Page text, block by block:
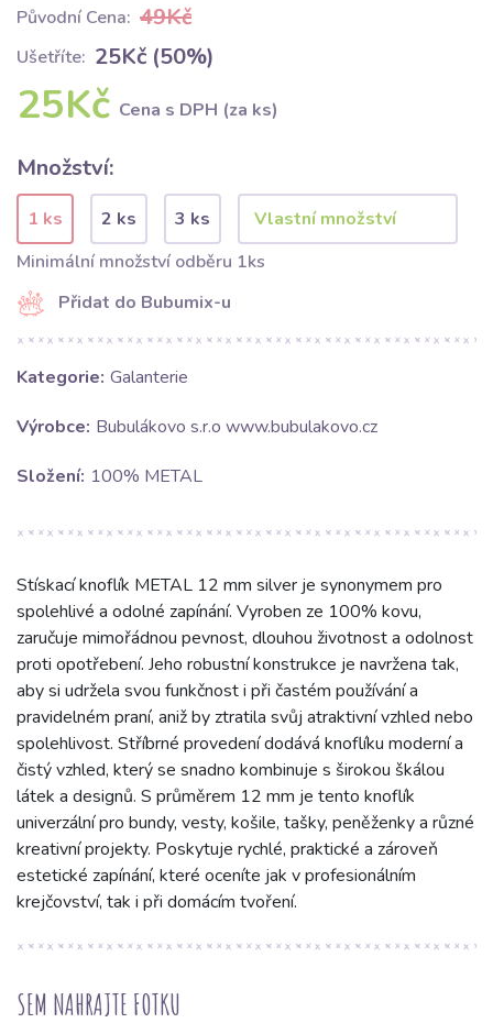
Původní Cena: 49Kč
Ušetříte: 25Kč (50%)
25Kč Cena s DPH (za ks)
Množství:
1 ks 2 ks
3 ks
Minimální množství odběru 1ks
Přidat do Bubumix-u
Kategorie: Galanterie
Výrobce: Bubulákovo s.r.o www.bubulakovo.cz
Složení: 100% METAL
Stískací knoflík METAL 12 mm silver je synonymem pro
spolehlivé a odolné zapínání. Vyroben ze 100% kovu,
zaručuje mimořádnou pevnost, dlouhou životnost a odolnost
proti opotřebení. Jeho robustní konstrukce je navržena tak,
aby si udržela svou funkčnost i při častém používání a
pravidelném praní, aniž by ztratila svůj atraktivní vzhled nebo
spolehlivost. Stříbrné provedení dodává knoflíku moderní a
čistý vzhled, který se snadno kombinuje s širokou škálou
látek a designů. S průměrem 12 mm je tento knoflík
univerzální pro bundy, vesty, košile, tašky, peněženky a různé
kreativní projekty. Poskytuje rychlé, praktické a zároveň
estetické zapínání, které oceníte jak v profesionálním
krejčovství, tak i při domácím tvoření.
SEM NAHRAJTE FOTKU